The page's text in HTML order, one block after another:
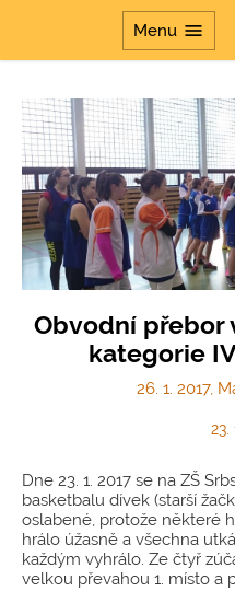
Menu menu
Obvodní přebor
kategorie
26. 1. 2017,
23.
Dne 23. 1. 2017 se na ZŠ
basketbalu dívek (starší
oslabené, protože některé
hrálo úžasně a všechna
každým vyhrálo. Ze čtyř
velkou převahou 1. místo a